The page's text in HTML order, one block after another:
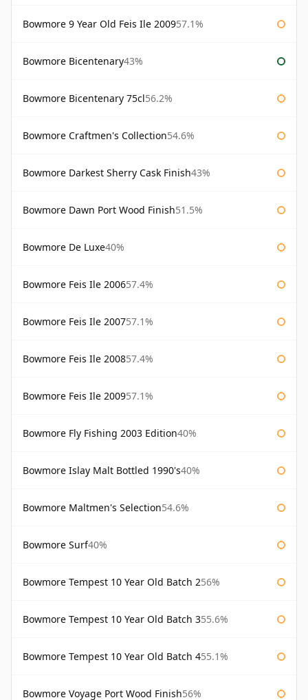
Bowmore 9 Year Old Feis Ile 200957.1%
Bowmore Bicentenary43%
Bowmore Bicentenary 75cl56.2%
Bowmore Craftmen's Collection54.6%
Bowmore Darkest Sherry Cask Finish43%
Bowmore Dawn Port Wood Finish51.5%
Bowmore De Luxe40%
Bowmore Feis Ile 200657.4%
Bowmore Feis Ile 200757.1%
Bowmore Feis Ile 200857.4%
Bowmore Feis Ile 200957.1%
Bowmore Fly Fishing 2003 Edition40%
Bowmore Islay Malt Bottled 1990's40%
Bowmore Maltmen's Selection54.6%
Bowmore Surf40%
Bowmore Tempest 10 Year Old Batch 256%
Bowmore Tempest 10 Year Old Batch 355.6%
Bowmore Tempest 10 Year Old Batch 455.1%
Bowmore Voyage Port Wood Finish56%